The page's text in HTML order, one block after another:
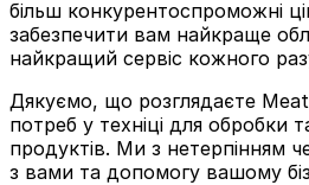
більш конкурентоспроможні
забезпечити вам найкраще
найкращий сервіс кожного
Дякуємо, що розглядаєте
потреб у техніці для обробки
продуктів. Ми з нетерпінням
з вами та допомогу вашому